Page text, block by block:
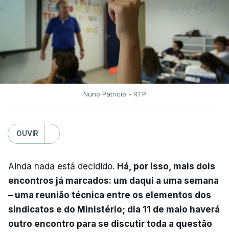
Nuno Patrício - RTP
OUVIR
Ainda nada está decidido. Há, por isso, mais dois
encontros já marcados: um daqui a uma semana
– uma reunião técnica entre os elementos dos
sindicatos e do Ministério; dia 11 de maio haverá
outro encontro para se discutir toda a questão